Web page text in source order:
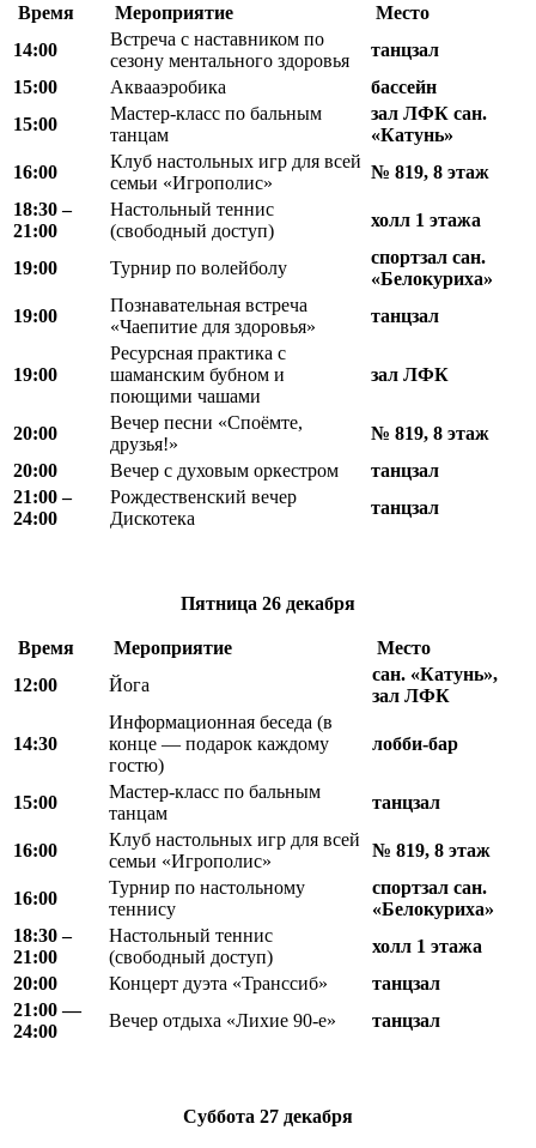
Время Мероприятие
Место
14:00
Встреча с наставником по
сезону ментального здоровья
танцзал
15:00
Аквааэробика
бассейн
15:00
Мастер-класс по бальным
танцам
зал ЛФК сан.
«Катунь»
16:00
Клуб настольных игр для всей
семьи «Игрополис»
№ 819, 8 этаж
18:30 –
21:00
Настольный теннис
(свободный доступ)
холл 1 этажа
19:00 Турнир по волейболу
спортзал сан.
«Белокуриха»
19:00
Познавательная встреча
«Чаепитие для здоровья»
танцзал
19:00
Ресурсная практика с
шаманским бубном и
поющими чашами
зал ЛФК
20:00
Вечер песни «Споёмте,
друзья!»
№ 819, 8 этаж
20:00
Вечер с духовым оркестром
танцзал
21:00 –
24:00
Рождественский вечер
Дискотека
танцзал
Пятница 26 декабря
Время Мероприятие
Место
12:00
Йога
сан. «Катунь»,
зал ЛФК
14:30
Информационная беседа (в
конце — подарок каждому
гостю)
лобби-бар
15:00
Мастер-класс по бальным
танцам
танцзал
16:00
Клуб настольных игр для всей
семьи «Игрополис»
№ 819, 8 этаж
16:00
Турнир по настольному
теннису
спортзал сан.
«Белокуриха»
18:30 –
21:00
Настольный теннис
(свободный доступ)
холл 1 этажа
20:00
Концерт дуэта «Транссиб»
танцзал
21:00 —
24:00
Вечер отдыха «Лихие 90-е» танцзал
Суббота 27 декабря